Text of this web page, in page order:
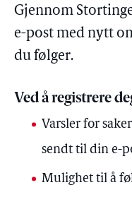
Gjennom
e-post med nytt
du følger.
Ved å registrere
Varsler for
sendt til din e-
Mulighet til å